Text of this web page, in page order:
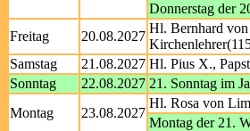
Donnerstag der
Freitag
20.08.2027
Hl. Bernhard
Samstag
21.08.2027 Hl. Pius X.,
Sonntag
22.08.2027 21. Sonntag im
Montag
23.08.2027
Hl. Rosa von
Montag der 21.